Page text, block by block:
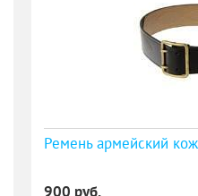
Ремень армейский
900 руб.